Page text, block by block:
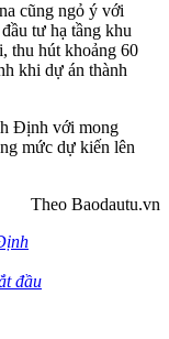
cũng ngỏ ý với
tư hạ tầng khu
thu hút khoảng 60
khi dự án thành
Định với mong
mức dự kiến lên
Theo Baodautu.vn
đầu